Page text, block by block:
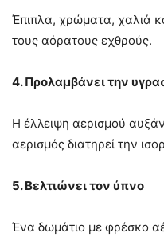
Έπιπλα, χρώματα, χαλιά
τους αόρατους εχθρούς.
4. Προλαμβάνει την
Η έλλειψη αερισμού
αερισμός διατηρεί την
5. Βελτιώνει τον ύπνο
Ένα δωμάτιο με φρέσκο